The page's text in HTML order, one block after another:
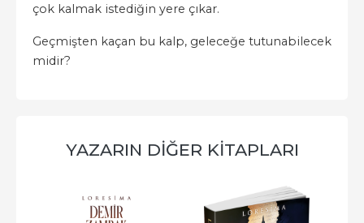
çok kalmak istediğin yere çıkar.
Geçmişten kaçan bu kalp, geleceğe tutunabilecek
midir?
YAZARIN DIĞER KITAPLARI